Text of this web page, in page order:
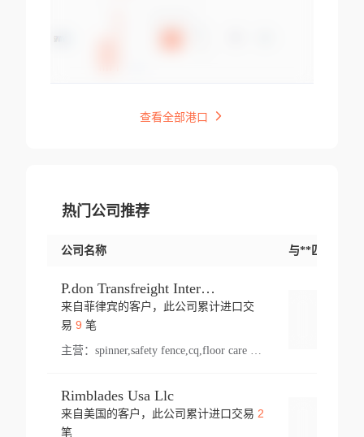
查看全部港口
热门公司推荐
公司名称 与**匹配交易
P.don Transfreight International
来自菲律宾的客户，此公司累计进口交
易 9 笔
主营：
Rimblades Usa Llc
来自美国的客户，此公司累计进口交易 2
笔